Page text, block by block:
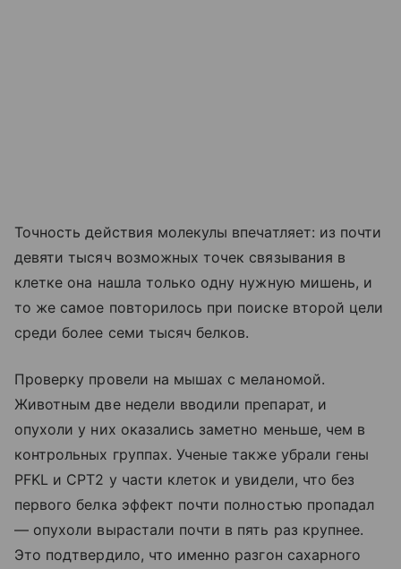
Точность действия молекулы впечатляет: из почти
девяти тысяч возможных точек связывания в
клетке она нашла только одну нужную мишень, и
то же самое повторилось при поиске второй цели
среди более семи тысяч белков.
Проверку провели на мышах с меланомой.
Животным две недели вводили препарат, и
опухоли у них оказались заметно меньше, чем в
контрольных группах. Ученые также убрали гены
PFKL и CPT2 у части клеток и увидели, что без
первого белка эффект почти полностью пропадал
— опухоли вырастали почти в пять раз крупнее.
Это подтвердило, что именно разгон сахарного